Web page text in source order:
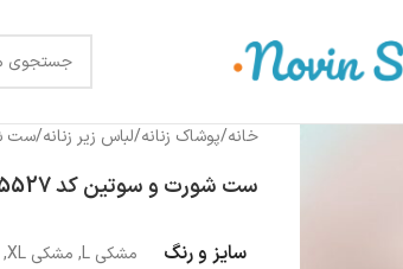
خانه/پوشاک زنانه/لباس زیر زنانه/ست
ست شورت و سوتین کد 5527
سایز و رنگ مشکی L , مشکی XL ,